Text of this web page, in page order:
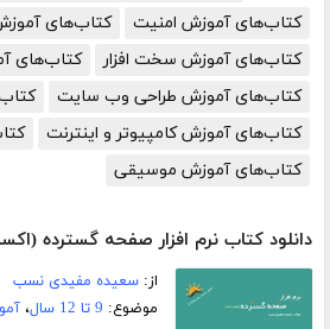
کتاب‌های آموزش امنیت
کتاب‌های
کتاب‌های آموزش سخت افزار
کتاب‌های
کتاب‌های آموزش طراحی وب سایت
کتاب‌های آموزش کامپیوتر و اینترنت
کتاب‌های آموزش موسیقی
دانلود کتاب نرم افزار صفحه گسترده (اکسل
از:سعیده مفیدی نسب
موضوع: 9 تا 12 سال ،